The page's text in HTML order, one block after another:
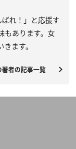
れ！」と応援す
もあります。女
ます。
著者の記事一覧